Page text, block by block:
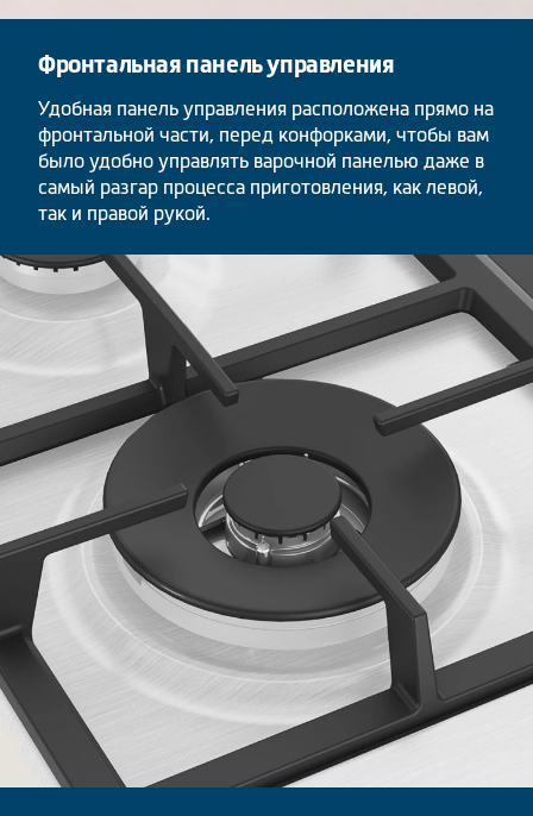
Фронтальная панель управления
Удобная панель управления расположена прямо на
фронтальной части, перед конфорками, чтобы вам
было удобно управлять варочной панелью даже в
самый разгар процесса приготовления, как левой,
так и правой рукой.